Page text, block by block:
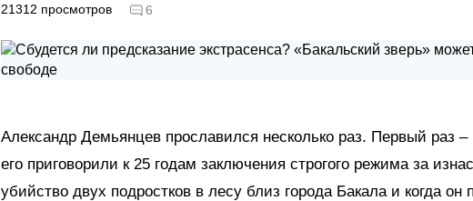
21312 просмотров 6
Александр Демьянцев прославился несколько раз. Первый раз –
его приговорили к 25 годам заключения строгого режима за
убийство двух подростков в лесу близ города Бакала и когда